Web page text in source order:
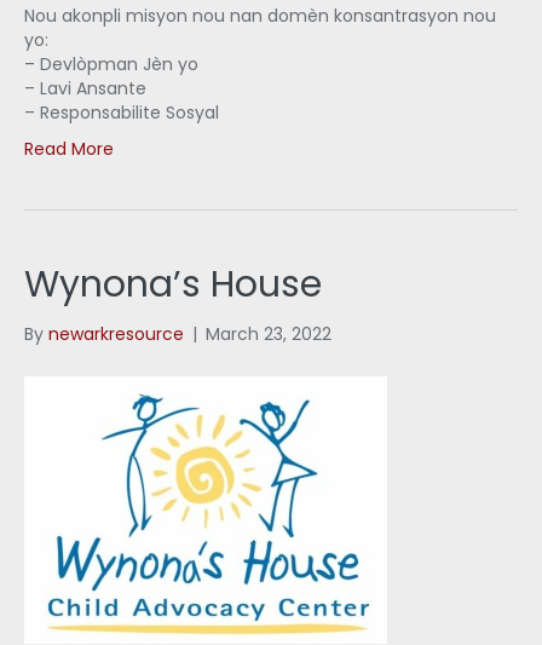
Nou akonpli misyon nou nan domèn konsantrasyon nou
yo:
– Devlòpman Jèn yo
– Lavi Ansante
– Responsabilite Sosyal
Read More
Wynona’s House
By newarkresource | March 23, 2022